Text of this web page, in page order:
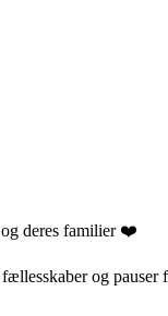
og deres familier ❤️
og